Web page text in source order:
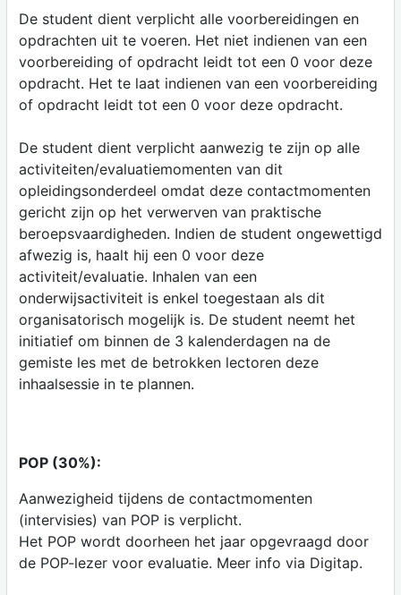
De student dient verplicht alle voorbereidingen en
opdrachten uit te voeren. Het niet indienen van een
voorbereiding of opdracht leidt tot een 0 voor deze
opdracht. Het te laat indienen van een voorbereiding
of opdracht leidt tot een 0 voor deze opdracht.
De student dient verplicht aanwezig te zijn op alle
activiteiten/evaluatiemomenten van dit
opleidingsonderdeel omdat deze contactmomenten
gericht zijn op het verwerven van praktische
beroepsvaardigheden. Indien de student ongewettigd
afwezig is, haalt hij een 0 voor deze
activiteit/evaluatie. Inhalen van een
onderwijsactiviteit is enkel toegestaan als dit
organisatorisch mogelijk is. De student neemt het
initiatief om binnen de 3 kalenderdagen na de
gemiste les met de betrokken lectoren deze
inhaalsessie in te plannen.
POP (30%):
Aanwezigheid tijdens de contactmomenten
(intervisies) van POP is verplicht.
Het POP wordt doorheen het jaar opgevraagd door
de POP-lezer voor evaluatie. Meer info via Digitap.